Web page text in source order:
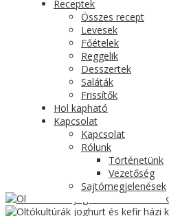
Receptek
Összes recept
Levesek
Főételek
Reggelik
Desszertek
Saláták
Frissítők
Hol kapható
Kapcsolat
Kapcsolat
Rólunk
Történetünk
Vezetőség
Sajtómegjelenések